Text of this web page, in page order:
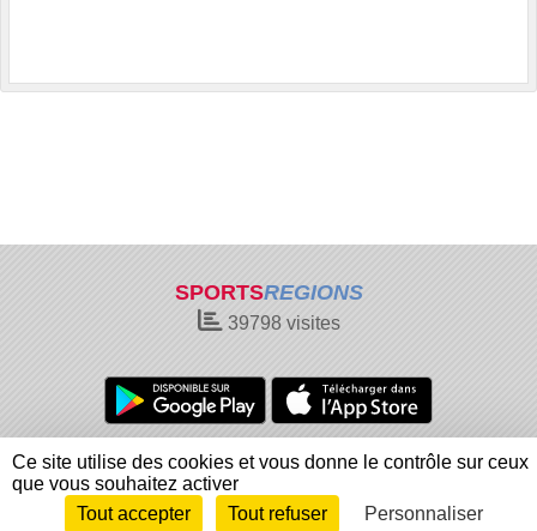
SPORTSREGIONS
39798visites
Charte cookies
Gestion des cookies
Informations légales
Signaler un contenu inapproprié
Envie de participer ?
Connexion
Ce site utilise des cookies et vous donne le contrôle sur ceux
que vous souhaitez activer
Tout accepter
Tout refuser Personnaliser